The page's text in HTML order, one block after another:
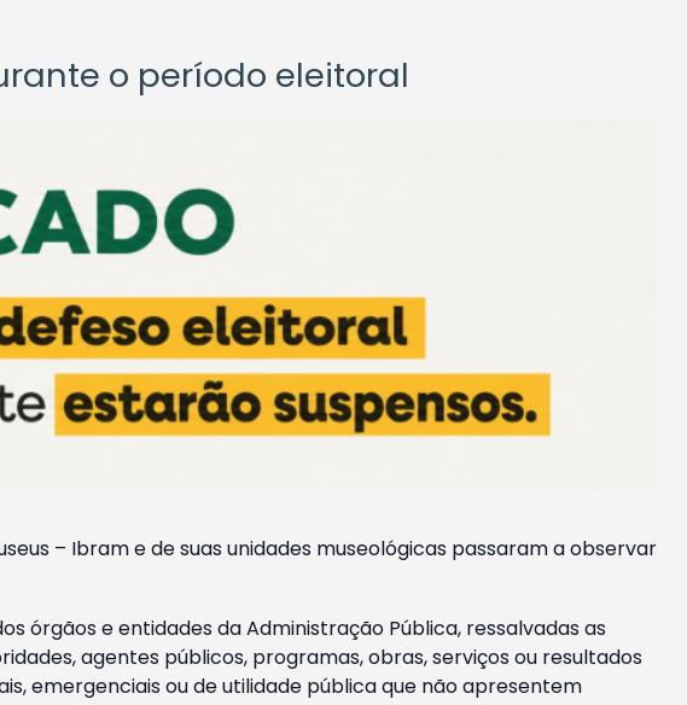
o período eleitoral
– Ibram e de suas unidades museológicas passaram a observar
órgãos e entidades da Administração Pública, ressalvadas as
agentes públicos, programas, obras, serviços ou resultados
emergenciais ou de utilidade pública que não apresentem